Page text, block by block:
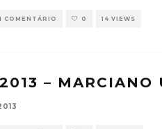
COMENTÁRIO 0 14 VIEWS
– MARCIANO